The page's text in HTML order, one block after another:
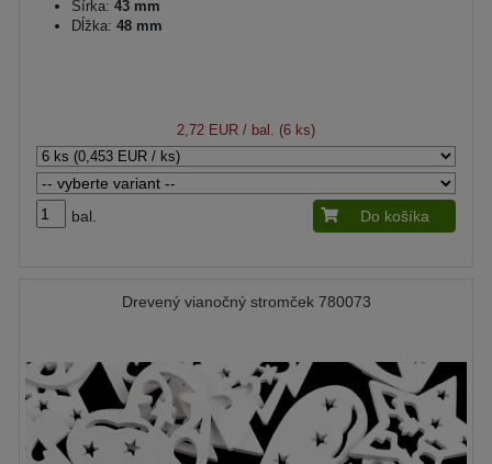
Šírka: 43 mm
Dĺžka: 48 mm
2,72 EUR / bal. (6 ks)
bal. Do košíka
Drevený vianočný stromček 780073